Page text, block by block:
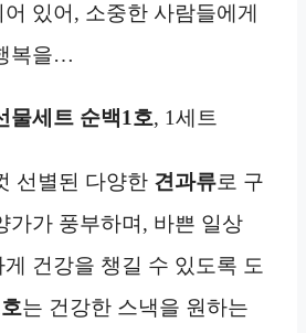
있어, 소중한 사람들에게
복을…
물세트 순백1호, 1세트
선별된 다양한 견과류로 구
가가 풍부하며, 바쁜 일상
건강을 챙길 수 있도록 도
는 건강한 스낵을 원하는